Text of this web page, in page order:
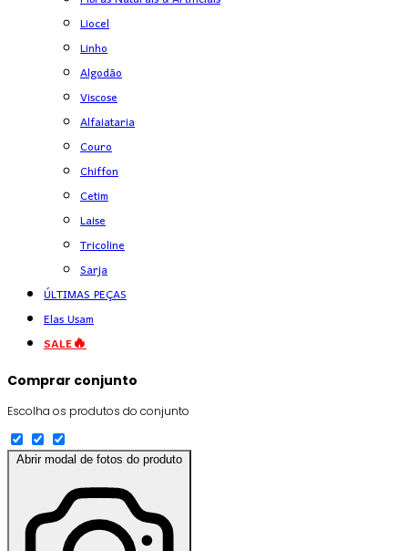
Liocel
Linho
Algodão
Viscose
Alfaiataria
Couro
Chiffon
Cetim
Laise
Tricoline
Sarja
ÚLTIMAS PEÇAS
Elas Usam
SALE🔥
Comprar conjunto
Escolha os produtos do conjunto
Abrir modal de fotos do produto